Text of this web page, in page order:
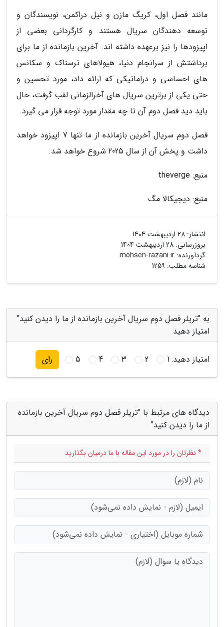
مانند فصل اول، کریگ مازن و نیل دراکمن، نویسندگان و
توسعه دهندگان سریال هستند و کارگردانی بعضی از
اپیزودها را نیز برعهده داشته اند. آخرین بازمانده از ما برای
برداشتش از سرانجام دنیا، هیولاهای ترسناک و سکانس
های احساسی و دراماتیکی که ارائه داد، مورد تحسین و
حتی یکی از برترین سریال های آخرالزمانی لقب گرفت، حال
باید دید فصل دوم آن تا چه مقدار مورد توجه قرار می گیرد.
فصل دوم سریال آخرین بازمانده از ما تنها 7 اپیزود خواهد
داشت و پخش آن از سال 2025 شروع خواهد شد.
منبع: theverge
منبع: دیجیکالا مگ
انتشار: 28 اردیبهشت 1404
بروزرسانی: 28 اردیبهشت 1404
گردآورنده: mohsen-razani.ir
شناسه مطلب: 1259
به "تریلر فصل دوم سریال آخرین بازمانده از ما را دیدن کنید"
امتیاز دهید
امتیاز دهید:1
2
3
4
5 رای
دیدگاه های مرتبط با "تریلر فصل دوم سریال آخرین بازمانده
از ما را دیدن کنید"
* نظرتان را در مورد این مقاله با ما درمیان بگذارید